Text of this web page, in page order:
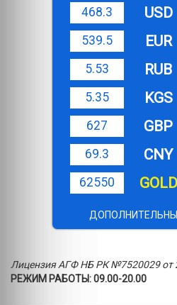
468.3 USD
539.5
EUR
5.53
RUB
5.35
KGS
627
GBP
69.3
CNY
62550
GOLD
Лицензия АГФ НБ РК №7520029 от
РЕЖИМ РАБОТЫ: 09.00-20.00